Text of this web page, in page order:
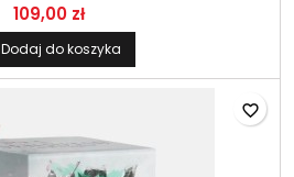
109,00 zł
Dodaj do koszyka
favorite_border